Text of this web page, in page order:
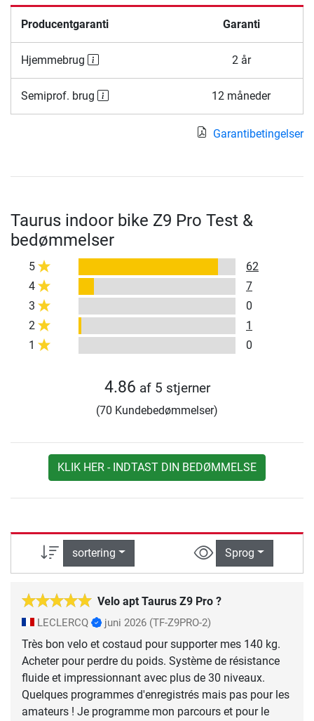
Producentgaranti Garanti
Hjemmebrug 2 år
Semiprof. brug 12 måneder
Garantibetingelser
Taurus indoor bike Z9 Pro Test &
bedømmelser
5
62
4
7
3
0
2
1
1
0
4.86 af 5 stjerner
(70 Kundebedømmelser)
KLIK HER - INDTAST DIN BEDØMMELSE
sortering Sprog
Velo apt Taurus Z9 Pro ?
LECLERCQ juni 2026 (TF-Z9PRO-2)
Très bon velo et costaud pour supporter mes 140 kg.
Acheter pour perdre du poids. Système de résistance
fluide et impressionnant avec plus de 30 niveaux.
Quelques programmes d'enregistrés mais pas pour les
amateurs ! Je programme mon parcours et pour le